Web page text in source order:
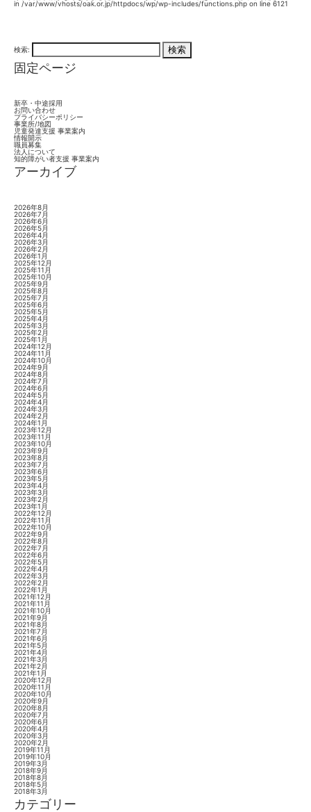
in /var/www/vhosts/oak.or.jp/httpdocs/wp/wp-includes/functions.php on line 6121
検索:
固定ページ
新卒・中途採用
お問い合わせ
プライバシーポリシー
事業所/地図
児童発達支援 事業案内
情報開示
職員募集
法人について
知的障がい者支援 事業案内
アーカイブ
2026年8月
2026年7月
2026年6月
2026年5月
2026年4月
2026年3月
2026年2月
2026年1月
2025年12月
2025年11月
2025年10月
2025年9月
2025年8月
2025年7月
2025年6月
2025年5月
2025年4月
2025年3月
2025年2月
2025年1月
2024年12月
2024年11月
2024年10月
2024年9月
2024年8月
2024年7月
2024年6月
2024年5月
2024年4月
2024年3月
2024年2月
2024年1月
2023年12月
2023年11月
2023年10月
2023年9月
2023年8月
2023年7月
2023年6月
2023年5月
2023年4月
2023年3月
2023年2月
2023年1月
2022年12月
2022年11月
2022年10月
2022年9月
2022年8月
2022年7月
2022年6月
2022年5月
2022年4月
2022年3月
2022年2月
2022年1月
2021年12月
2021年11月
2021年10月
2021年9月
2021年8月
2021年7月
2021年6月
2021年5月
2021年4月
2021年3月
2021年2月
2021年1月
2020年12月
2020年11月
2020年10月
2020年9月
2020年8月
2020年7月
2020年6月
2020年4月
2020年3月
2020年2月
2019年11月
2019年10月
2019年3月
2018年9月
2018年8月
2018年5月
2018年3月
カテゴリー